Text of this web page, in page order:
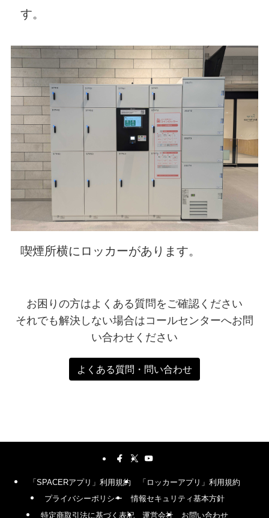
す。
喫煙所横にロッカーがあります。
お困りの方はよくある質問をご確認ください
それでも解決しない場合はコールセンターへお問
い合わせください
よくある質問・問い合わせ
「SPACERアプリ」利用規約
「ロッカーアプリ」利用規約
プライバシーポリシー
情報セキュリティ基本方針
特定商取引法に基づく表記
運営会社 お問い合わせ